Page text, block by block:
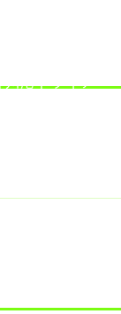
川港トライア